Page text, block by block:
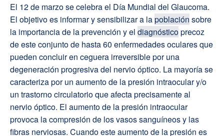
El 12 de marzo se celebra el Día Mundial del Glaucoma.
El objetivo es informar y sensibilizar a lapoblación sobre
la importancia de la prevención y el diagnósticoprecoz
de este conjunto de hasta 60 enfermedades oculares que
pueden concluir en ceguera irreversible por una
degeneración progresiva del nervio óptico. La mayoría se
caracteriza por un aumento de la presión intraocular y/o
un trastorno circulatorio que afecta precisamente al
nervio óptico. El aumento de la presión intraocular
provoca la compresión de los vasos sanguíneos y las
fibras nerviosas. Cuando este aumento de la presión es